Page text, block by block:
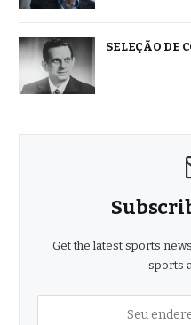
SELEÇÃO DE
Get the latest sports
sports